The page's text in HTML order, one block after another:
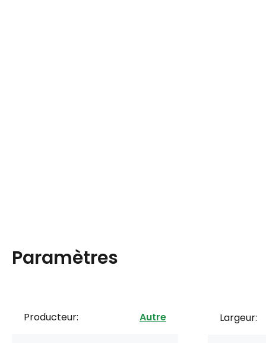
Paramètres
Producteur: Autre Largeur: